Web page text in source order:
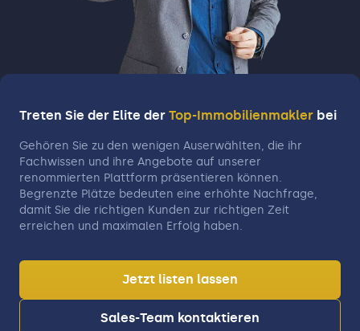
Treten Sie der Elite der Top-Immobilienmakler bei
Gehören Sie zu den wenigen Auserwählten, die ihr
Fachwissen und ihre Angebote auf unserer
renommierten Plattform präsentieren können.
Begrenzte Plätze bedeuten eine erhöhte Nachfrage,
damit Sie die richtigen Kunden zur richtigen Zeit
erreichen und maximalen Erfolg haben.
Jetzt listen lassen
Sales-Team kontaktieren